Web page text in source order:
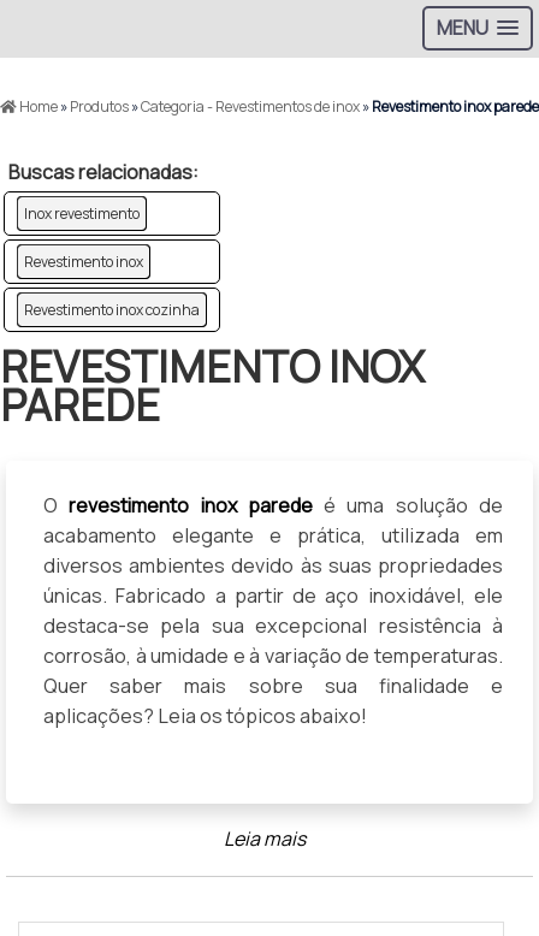
MENU
Home»Produtos»Categoria - Revestimentos de inox»Revestimento inox parede
Buscas relacionadas:
Inox revestimento
Revestimento inox
Revestimento inox cozinha
REVESTIMENTO INOX
PAREDE
Orevestimento inox paredeé uma solução de
acabamento elegante e prática, utilizada em
diversos ambientes devido às suas propriedades
únicas. Fabricado a partir de aço inoxidável, ele
destaca-se pela sua excepcional resistência à
corrosão, à umidade e à variação de temperaturas.
Quer saber mais sobre sua finalidade e
aplicações? Leia os tópicos abaixo!